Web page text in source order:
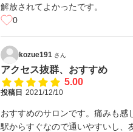
解放されてよかったです。
0
kozue191 さん
アクセス抜群、おすすめ
5.00
投稿日 2021/12/10
おすすめのサロンです。痛みも感
駅からすぐなので通いやすいし、